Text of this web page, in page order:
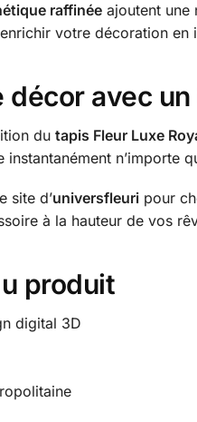
raffinéeajoutent une
votre décoration en
décor avec
du tapis Fleur Luxe
n’importe
site d’universfleuripour
à la hauteur de vos
produit
digital 3D